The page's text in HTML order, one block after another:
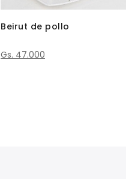
Beirut de pollo
Gs. 47.000